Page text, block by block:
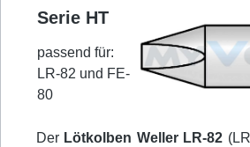
Serie HT
passend für:
LR-82 und FE-
80
Der Lötkolben Weller LR-82